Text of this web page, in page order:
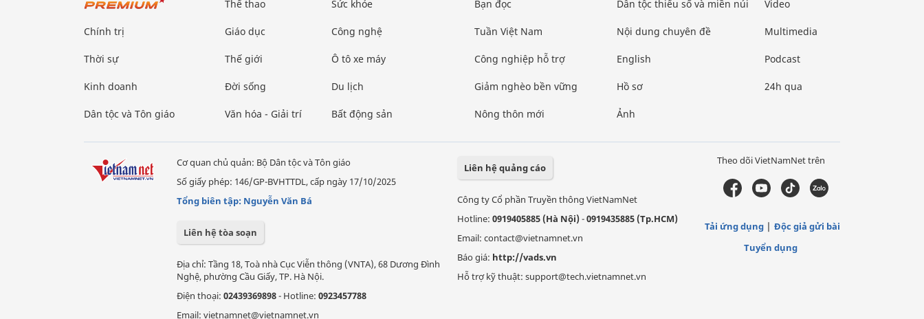
Chính trị
Thời sự
Kinh doanh
Dân tộc và Tôn giáo
Thể thao
Giáo dục
Thế giới
Đời sống
Văn hóa - Giải trí
Sức khỏe
Công nghệ
Ô tô xe máy
Du lịch
Bất động sản
Bạn đọc
Tuần Việt Nam
Công nghiệp hỗ trợ
Giảm nghèo bền vững
Nông thôn mới
Dân tộc thiểu số và miền núi
Nội dung chuyên đề
English
Hồ sơ
Ảnh
Video
Multimedia
Podcast
24h qua
Cơ quan chủ quản: Bộ Dân tộc và Tôn giáo
Số giấy phép: 146/GP-BVHTTDL, cấp ngày 17/10/2025
Tổng biên tập: Nguyễn Văn Bá
Liên hệ tòa soạn
Địa chỉ: Tầng 18, Toà nhà Cục Viễn thông (VNTA), 68 Dương Đình
Nghệ, phường Cầu Giấy, TP. Hà Nội.
Điện thoại: 02439369898- Hotline: 0923457788
Email: vietnamnet@vietnamnet.vn
Liên hệ quảng cáo
Công ty Cổ phần Truyền thông VietNamNet
Hotline: 0919405885 (Hà Nội)-0919435885 (Tp.HCM)
Email: contact@vietnamnet.vn
Báo giá: http://vads.vn
Hỗ trợ kỹ thuật: support@tech.vietnamnet.vn
Theo dõi VietNamNet trên
Tải ứng dụng
Độc giả gửi bài
Tuyển dụng